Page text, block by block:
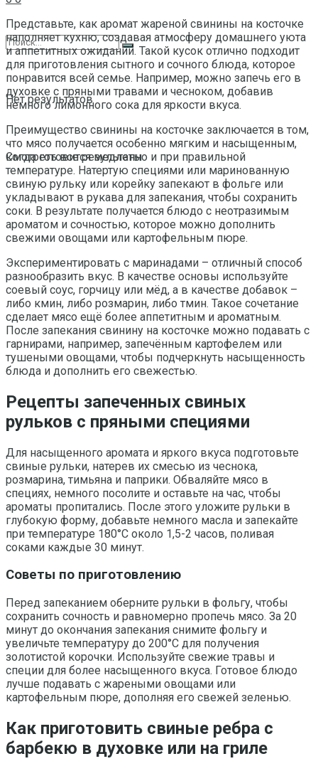
Нет результатов
Смотреть все результаты
Представьте, как аромат жареной свинины на косточке
наполняет кухню, создавая атмосферу домашнего уюта
и аппетитных ожиданий. Такой кусок отлично подходит
для приготовления сытного и сочного блюда, которое
понравится всей семье. Например, можно запечь его в
духовке с пряными травами и чесноком, добавив
немного лимонного сока для яркости вкуса.
Преимущество свинины на косточке заключается в том,
что мясо получается особенно мягким и насыщенным,
когда готовится медленно и при правильной
температуре. Натертую специями или маринованную
свиную рульку или корейку запекают в фольге или
укладывают в рукава для запекания, чтобы сохранить
соки. В результате получается блюдо с неотразимым
ароматом и сочностью, которое можно дополнить
свежими овощами или картофельным пюре.
Экспериментировать с маринадами – отличный способ
разнообразить вкус. В качестве основы используйте
соевый соус, горчицу или мёд, а в качестве добавок –
либо кмин, либо розмарин, либо тмин. Такое сочетание
сделает мясо ещё более аппетитным и ароматным.
После запекания свинину на косточке можно подавать с
гарнирами, например, запечённым картофелем или
тушеными овощами, чтобы подчеркнуть насыщенность
блюда и дополнить его свежестью.
Рецепты запеченных свиных
рульков с пряными специями
Для насыщенного аромата и яркого вкуса подготовьте
свиные рульки, натерев их смесью из чеснока,
розмарина, тимьяна и паприки. Обваляйте мясо в
специях, немного посолите и оставьте на час, чтобы
ароматы пропитались. После этого уложите рульки в
глубокую форму, добавьте немного масла и запекайте
при температуре 180°C около 1,5-2 часов, поливая
соками каждые 30 минут.
Советы по приготовлению
Перед запеканием оберните рульки в фольгу, чтобы
сохранить сочность и равномерно пропечь мясо. За 20
минут до окончания запекания снимите фольгу и
увеличьте температуру до 200°C для получения
золотистой корочки. Используйте свежие травы и
специи для более насыщенного вкуса. Готовое блюдо
лучше подавать с жареными овощами или
картофельным пюре, дополняя его свежей зеленью.
Как приготовить свиные ребра с
барбекю в духовке или на гриле